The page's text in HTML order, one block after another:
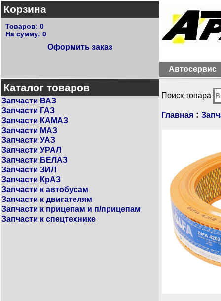
Корзина
Товаров: 0
На сумму: 0
Оформить заказ
Автосервис
Каталог товаров
Запчасти ВАЗ
Запчасти ГАЗ
Запчасти КАМАЗ
Запчасти МАЗ
Запчасти УАЗ
Запчасти УРАЛ
Запчасти БЕЛАЗ
Запчасти ЗИЛ
Запчасти КрАЗ
Запчасти к автобусам
Запчасти к двигателям
Запчасти к прицепам и п/прицепам
Запчасти к спецтехнике
Поиск товара
Главная :